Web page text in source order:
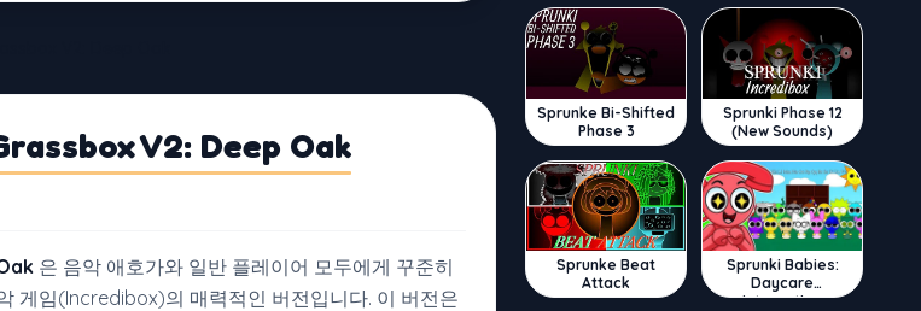
V2: Deep Oak
은 음악 애호가와 일반 플레이어 모두에게 꾸준히
게임(Incredibox)의 매력적인 버전입니다. 이 버전은
Sprunke Bi-Shifted
Phase 3
Sprunki Phase 12
(New Sounds)
Sprunke Beat
Attack
Sprunki Babies:
Daycare
Interactive